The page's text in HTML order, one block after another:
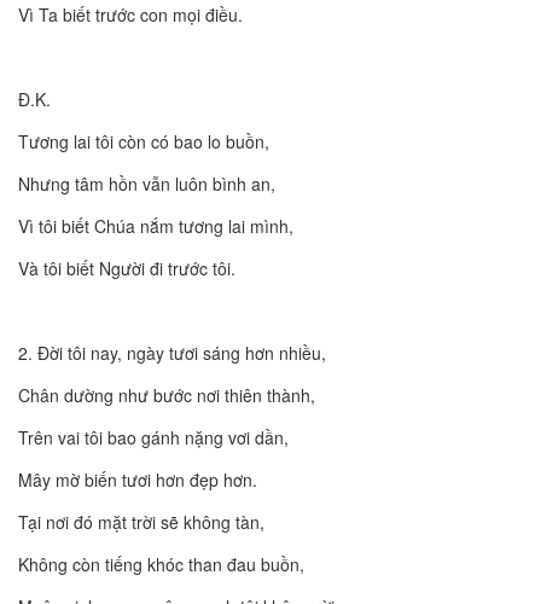
Vì Ta biết trước con mọi điều.
Đ.K.
Tương lai tôi còn có bao lo buồn,
Nhưng tâm hồn vẫn luôn bình an,
Vì tôi biết Chúa nắm tương lai mình,
Và tôi biết Người đi trước tôi.
2. Đời tôi nay, ngày tươi sáng hơn nhiều,
Chân dường như bước nơi thiên thành,
Trên vai tôi bao gánh nặng vơi dần,
Mây mờ biến tươi hơn đẹp hơn.
Tại nơi đó mặt trời sẽ không tàn,
Không còn tiếng khóc than đau buồn,